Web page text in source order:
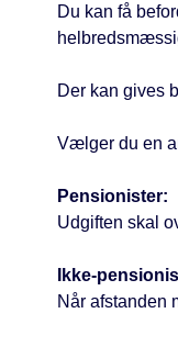
Du kan få
Der kan gives
Vælger du en
Pensionister:
Udgiften skal
Ikke-
Når afstanden